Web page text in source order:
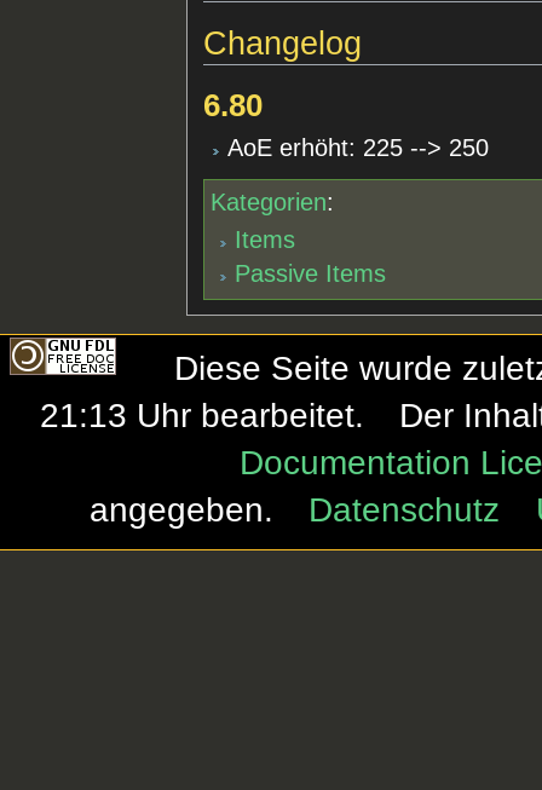
Changelog
6.80
AoE erhöht: 225 --> 250
Kategorien:
Items
Passive Items
Diese Seite wurde
21:13 Uhr bearbeitet.
Der
Documentation
angegeben.
Datenschutz